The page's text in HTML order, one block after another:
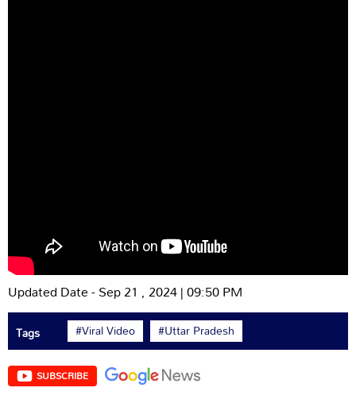
Updated Date - Sep 21 , 2024 | 09:50 PM
Tags #Viral Video #Uttar Pradesh
SUBSCRIBE